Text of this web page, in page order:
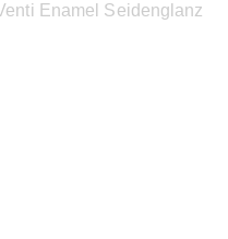
Enamel Seidenglanz